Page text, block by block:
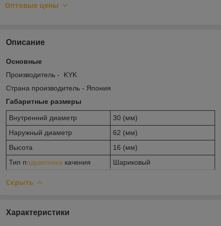
Оптовые цены
Описание
Основные
Производитель - KYK
Страна производитель - Япония
Габаритные размеры
Внутренний диаметр
30 (мм)
Наружный диаметр
62 (мм)
Высота
16 (мм)
Тип подшипника качения Шариковый
Скрыть
Характеристики